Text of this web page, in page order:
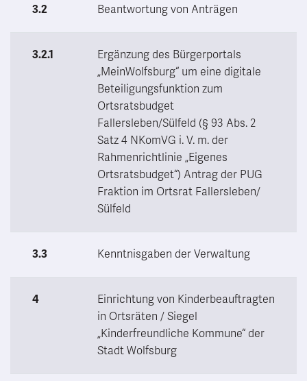
3.2 Beantwortung von Anträgen
3.2.1
Ergänzung des Bürgerportals
„MeinWolfsburg“ um eine digitale
Beteiligungsfunktion zum
Ortsratsbudget
Fallersleben/Sülfeld (§ 93 Abs. 2
Satz 4 NKomVG i. V. m. der
Rahmenrichtlinie „Eigenes
Ortsratsbudget“) Antrag der PUG
Fraktion im Ortsrat Fallersleben/
Sülfeld
3.3 Kenntnisgaben der Verwaltung
4
Einrichtung von Kinderbeauftragten
in Ortsräten / Siegel
„Kinderfreundliche Kommune“ der
Stadt Wolfsburg